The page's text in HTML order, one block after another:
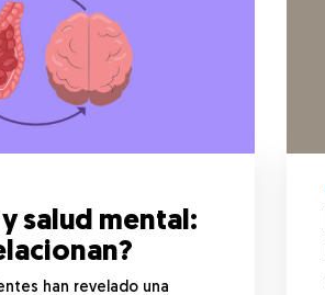
salud mental:
han revelado una